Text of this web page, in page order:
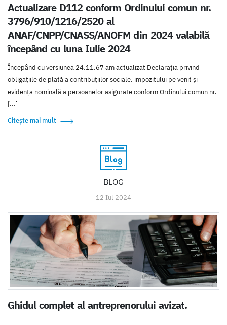
Actualizare D112 conform Ordinului comun nr.
3796/910/1216/2520 al
ANAF/CNPP/CNASS/ANOFM din 2024 valabilă
începând cu luna Iulie 2024
Începând cu versiunea 24.11.67 am actualizat Declaraţia privind
obligaţiile de plată a contribuţiilor sociale, impozitului pe venit şi
evidenţa nominală a persoanelor asigurate conform Ordinului comun nr.
[...]
Citește mai mult
BLOG
12 Iul 2024
Ghidul complet al antreprenorului avizat.